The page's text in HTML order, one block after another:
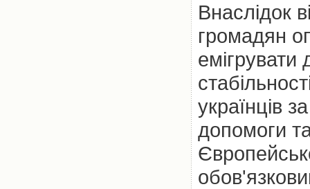
Внаслідок
громадян
емігрувати
українців
допомоги